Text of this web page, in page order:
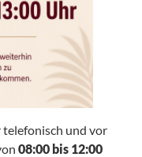
telefonisch und vor
08:00 bis 12:00